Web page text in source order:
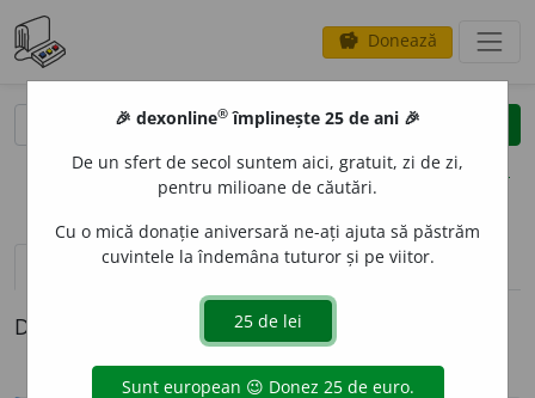
savings Donează
clear
opțiuni
definiții (1) pronunțievolume_up (50)
Definiția cu ID-ul 1330295:
🎉 dexonline® împlinește 25 de ani 🎉
De un sfert de secol suntem aici, gratuit, zi de zi,
pentru milioane de căutări.
Cu o mică donație aniversară ne-ați ajuta să păstrăm
cuvintele la îndemâna tuturor și pe viitor.